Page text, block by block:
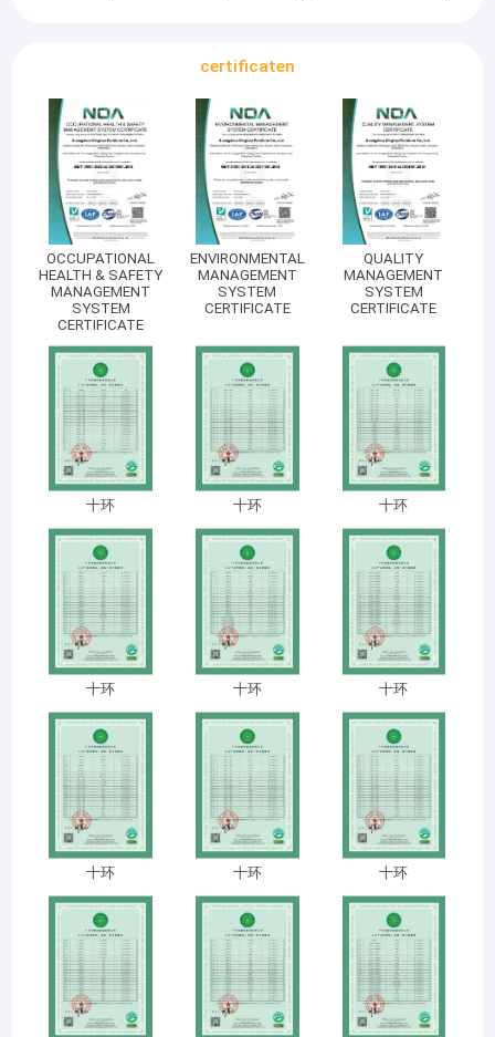
Huis
Producten
Video's
certificaten
OCCUPATIONAL
HEALTH & SAFETY
MANAGEMENT
SYSTEM
CERTIFICATE
ENVIRONMENTAL
MANAGEMENT
SYSTEM
CERTIFICATE
QUALITY
MANAGEMENT
SYSTEM
CERTIFICATE
十环 十环 十环
十环 十环 十环
十环 十环 十环
Guangzhou Dinghao Furniture Co.,
Ltd. is een toonaangevende
wereldwijde meubelleverancier met